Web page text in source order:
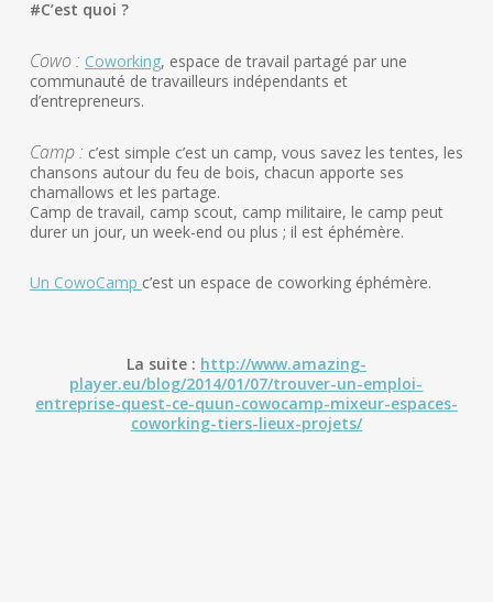
#C’est quoi ?
Cowo : Coworking, espace de travail partagé par une
communauté de travailleurs indépendants et
d’entrepreneurs.
Camp : c’est simple c’est un camp, vous savez les tentes, les
chansons autour du feu de bois, chacun apporte ses
chamallows et les partage.
Camp de travail, camp scout, camp militaire, le camp peut
durer un jour, un week-end ou plus ; il est éphémère.
Un CowoCamp c’est un espace de coworking éphémère.
La suite : http://www.amazing-
player.eu/blog/2014/01/07/trouver-un-emploi-
entreprise-quest-ce-quun-cowocamp-mixeur-espaces-
coworking-tiers-lieux-projets/